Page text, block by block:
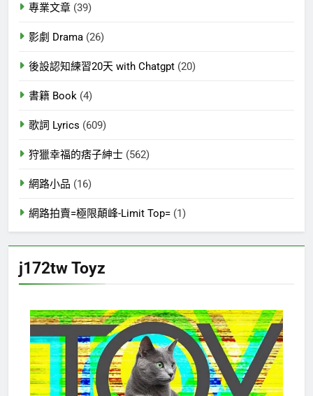
專業文章 (39)
影劇 Drama (26)
後設認知練習20天 with Chatgpt (20)
書籍 Book (4)
歌詞 Lyrics (609)
狩獵幸福的痞子紳士 (562)
網路小品 (16)
網路拍賣=極限顛峰-Limit Top= (1)
j172tw Toyz